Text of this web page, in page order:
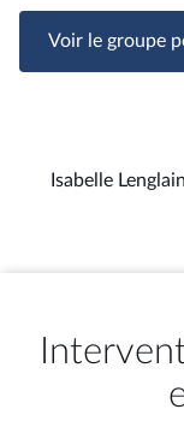
Voir le groupe
Isabelle Lenglain